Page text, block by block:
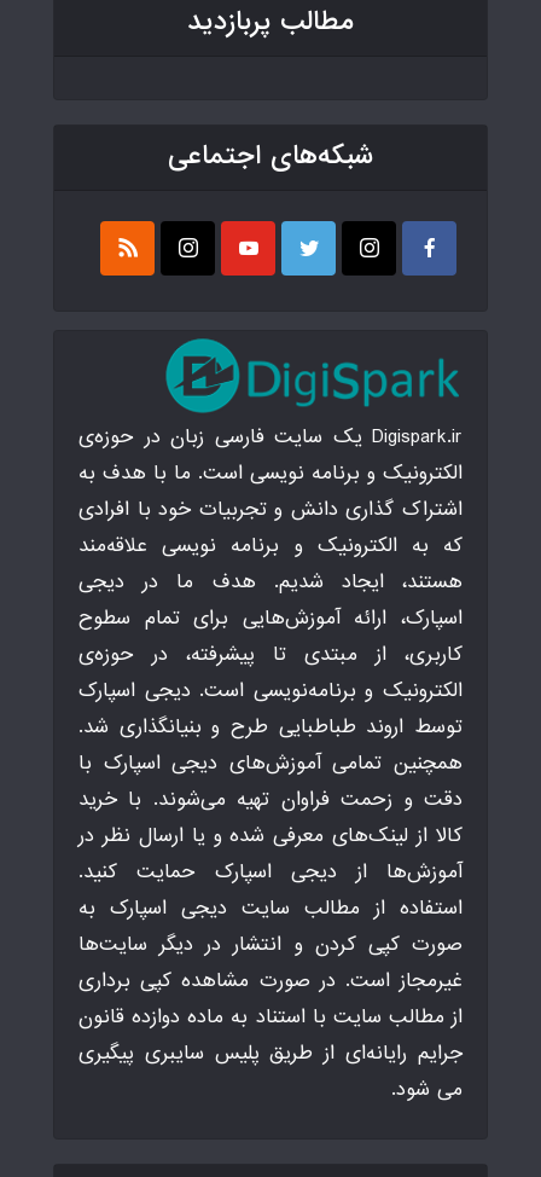
مطالب پربازدید
شبکه‌های اجتماعی
Digispark.ir یک سایت فارسی زبان در حوزه‌ی
الکترونیک و برنامه نویسی است. ما با هدف به
اشتراک گذاری دانش و تجربیات خود با افرادی
که به الکترونیک و برنامه نویسی علاقه‌مند
هستند، ایجاد شدیم. هدف ما در دیجی
اسپارک، ارائه آموزش‌هایی برای تمام سطوح
کاربری، از مبتدی تا پیشرفته، در حوزه‌ی
الکترونیک و برنامه‌نویسی است. دیجی اسپارک
توسط اروند طباطبایی طرح و بنیانگذاری شد.
همچنین تمامی آموزش‌های دیجی اسپارک با
دقت و زحمت فراوان تهیه می‌شوند. با خرید
کالا از لینک‌های معرفی شده و یا ارسال نظر در
آموزش‌ها از دیجی اسپارک حمایت کنید.
استفاده از مطالب سایت دیجی اسپارک به
صورت کپی کردن و انتشار در دیگر سایت‌ها
غیرمجاز است. در صورت مشاهده کپی برداری
از مطالب سایت با استناد به ماده دوازده قانون
جرایم رایانه‌ای از طریق پلیس سایبری پیگیری
می شود.